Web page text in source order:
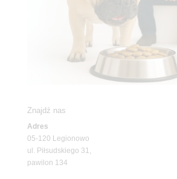
Znajdź nas
Adres
05-120 Legionowo
ul. Piłsudskiego 31,
pawilon 134